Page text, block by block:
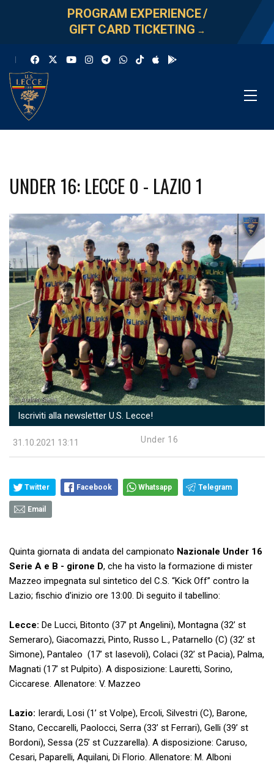
PROGRAM EXPERIENCE/
GIFT CARD TICKETING →
UNDER 16: LECCE 0 - LAZIO 1
Iscriviti alla newsletter U.S. Lecce!
31.10.2021 13:11 Under 16
Twitter Facebook Whatsapp Telegram
Email
Quinta giornata di andata del campionato Nazionale Under 16
Serie A e B - girone D, che ha visto la formazione di mister
Mazzeo impegnata sul sintetico del C.S. “Kick Off” contro la
Lazio; fischio d'inizio ore 13:00. Di seguito il tabellino:
Lecce: De Lucci, Bitonto (37’ pt Angelini), Montagna (32’ st
Semeraro), Giacomazzi, Pinto, Russo L., Patarnello (C) (32’ st
Simone), Pantaleo (17’ st Iasevoli), Colaci (32’ st Pacia), Palma,
Magnati (17’ st Pulpito). A disposizione: Lauretti, Sorino,
Ciccarese. Allenatore: V. Mazzeo
Lazio: Ierardi, Losi (1’ st Volpe), Ercoli, Silvestri (C), Barone,
Stano, Ceccarelli, Paolocci, Serra (33’ st Ferrari), Gelli (39’ st
Bordoni), Sessa (25’ st Cuzzarella). A disposizione: Caruso,
Cesari, Paparelli, Aquilani, Di Florio. Allenatore: M. Alboni